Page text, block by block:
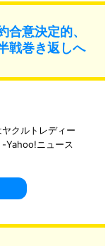
合意決定的、
戦巻き返しへ
ヤクルトレディー
Yahoo!ニュース